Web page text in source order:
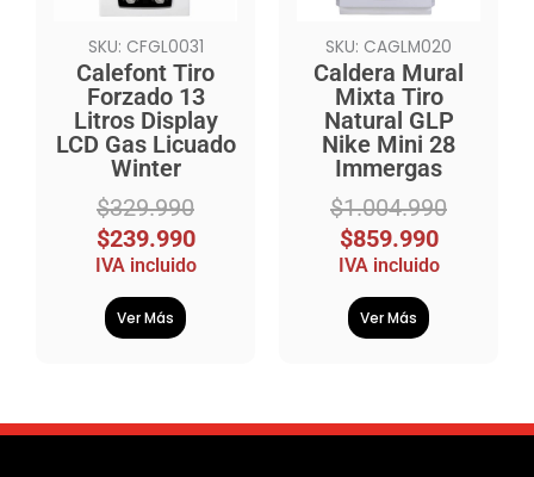
SKU: CFGL0031
Calefont Tiro
Forzado 13
Litros Display
LCD Gas Licuado
Winter
$329.990
$239.990
IVA incluido
Ver Más
SKU: CAGLM020
Caldera Mural
Mixta Tiro
Natural GLP
Nike Mini 28
Immergas
$1.004.990
$859.990
IVA incluido
Ver Más